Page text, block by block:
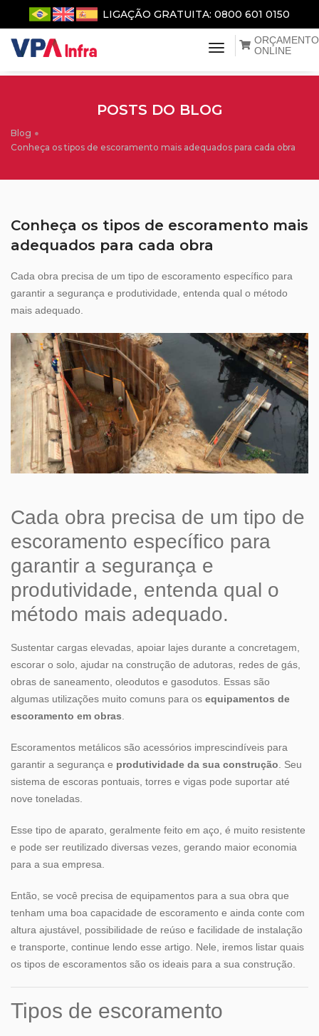
LIGAÇÃO GRATUITA: 0800 601 0150
menu de
ORÇAMENTO
ONLINE
POSTS DO BLOG
Blog
Conheça os tipos de escoramento mais adequados para cada obra
Conheça os tipos de escoramento mais
adequados para cada obra
Cada obra precisa de um tipo de escoramento específico para
garantir a segurança e produtividade, entenda qual o método
mais adequado.
Cada obra precisa de um tipo de
escoramento específico para
garantir a segurança e
produtividade, entenda qual o
método mais adequado.
Sustentar cargas elevadas, apoiar lajes durante a concretagem,
escorar o solo, ajudar na construção de adutoras, redes de gás,
obras de saneamento, oleodutos e gasodutos. Essas são
algumas utilizações muito comuns para os equipamentos de
escoramento em obras
Escoramentos metálicos são acessórios imprescindíveis para
garantir a segurança e produtividade da sua construção . Seu
sistema de escoras pontuais, torres e vigas pode suportar até
nove toneladas.
Esse tipo de aparato, geralmente feito em aço, é muito resistente
e pode ser reutilizado diversas vezes, gerando maior economia
para a sua empresa.
Então, se você precisa de equipamentos para a sua obra que
tenham uma boa capacidade de escoramento e ainda conte com
altura ajustável, possibilidade de reúso e facilidade de instalação
e transporte, continue lendo esse artigo. Nele, iremos listar quais
os tipos de escoramentos são os ideais para a sua construção.
Tipos de escoramento